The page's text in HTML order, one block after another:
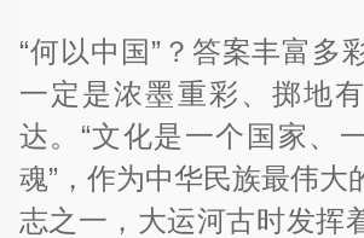
“何以中国”？答案丰富多
一定是浓墨重彩、掷地
达。“文化是一个国家、
魂”，作为中华民族最伟大
志之一，大运河古时发挥